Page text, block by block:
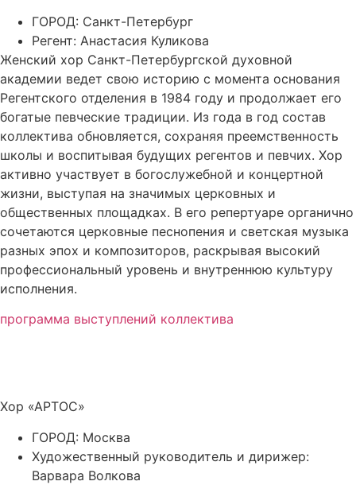
ГОРОД: Санкт-Петербург
Регент: Анастасия Куликова
Женский хор Санкт-Петербургской духовной
академии ведет свою историю с момента основания
Регентского отделения в 1984 году и продолжает его
богатые певческие традиции. Из года в год состав
коллектива обновляется, сохраняя преемственность
школы и воспитывая будущих регентов и певчих. Хор
активно участвует в богослужебной и концертной
жизни, выступая на значимых церковных и
общественных площадках. В его репертуаре органично
сочетаются церковные песнопения и светская музыка
разных эпох и композиторов, раскрывая высокий
профессиональный уровень и внутреннюю культуру
исполнения.
программа выступлений коллектива
Хор «АРТОС»
ГОРОД: Москва
Художественный руководитель и дирижер:
Варвара Волкова